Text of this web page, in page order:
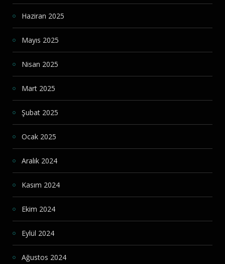
Haziran 2025
Mayıs 2025
Nisan 2025
Mart 2025
Şubat 2025
Ocak 2025
Aralık 2024
Kasım 2024
Ekim 2024
Eylül 2024
Ağustos 2024